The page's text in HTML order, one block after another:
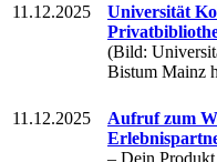
11.12.2025
Universität
(Bild:
Bistum Mainz
11.12.2025
Aufruf zum
– Dein